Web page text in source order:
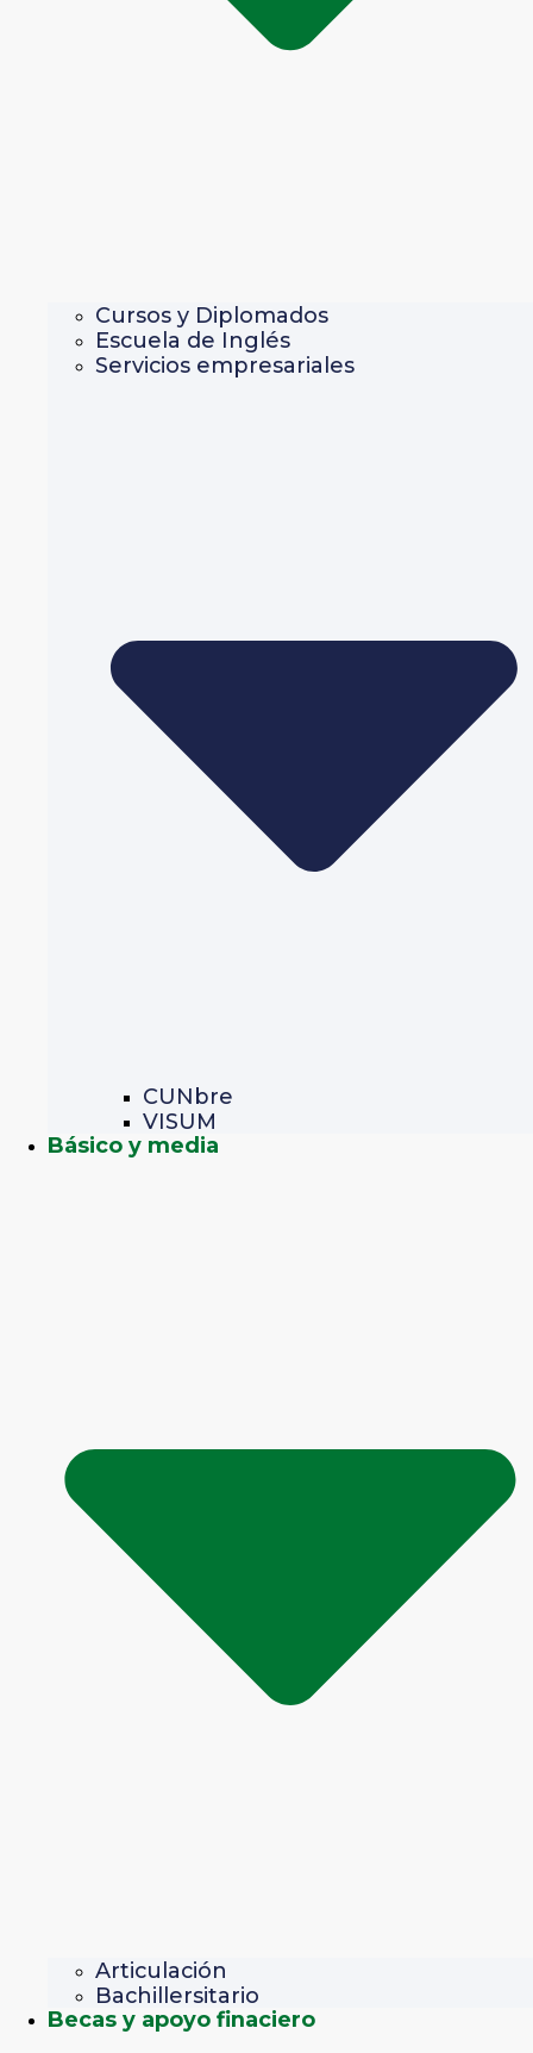
Cursos y Diplomados
Escuela de Inglés
Servicios empresariales
CUNbre
VISUM
Básico y media
Articulación
Bachillersitario
Becas y apoyo finaciero